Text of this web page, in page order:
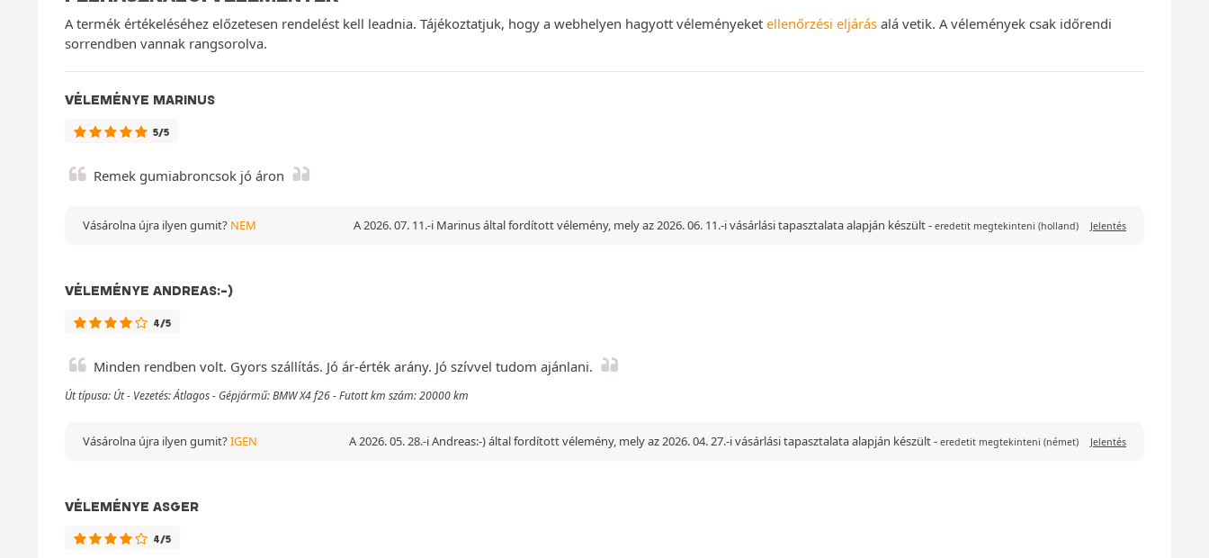
A termék értékeléséhez előzetesen rendelést kell leadnia. Tájékoztatjuk, hogy a webhelyen hagyott véleményeket ellenőrzési eljárás alá vetik. A vélemények csak időrendi
sorrendben vannak rangsorolva.
VÉLEMÉNYE MARINUS
5/5
Remek gumiabroncsok jó áron
A 2026. 07. 11.-i Marinus által fordított vélemény, mely az 2026. 06. 11.-i vásárlási tapasztalata alapján készült- eredetit megtekinteni (holland) Jelentés
Vásárolna újra ilyen gumit? NEM
VÉLEMÉNYE ANDREAS:-)
4/5
Minden rendben volt. Gyors szállítás. Jó ár-érték arány. Jó szívvel tudom ajánlani.
Út típusa: Út - Vezetés: Átlagos - Gépjármű: BMW X4 f26 - Futott km szám: 20000 km
A 2026. 05. 28.-i Andreas:-) által fordított vélemény, mely az 2026. 04. 27.-i vásárlási tapasztalata alapján készült- eredetit megtekinteni (német) Jelentés
Vásárolna újra ilyen gumit?IGEN
VÉLEMÉNYE ASGER
4/5